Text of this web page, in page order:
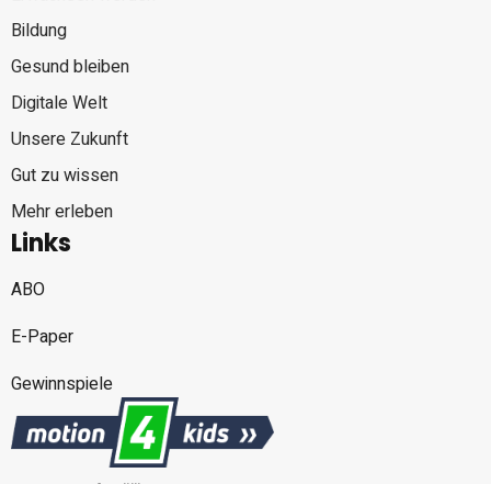
Bildung
Gesund bleiben
Digitale Welt
Unsere Zukunft
Gut zu wissen
Mehr erleben
Links
ABO
E-Paper
Gewinnspiele